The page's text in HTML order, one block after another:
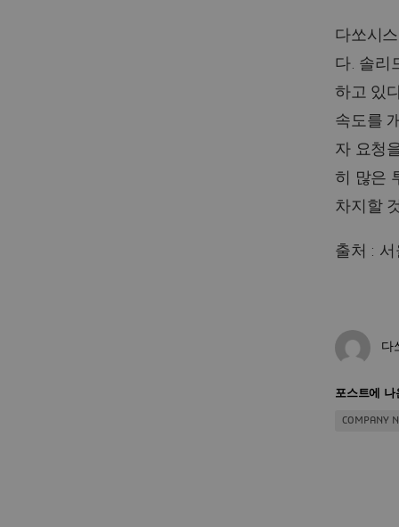
다쏘시
다. 솔리
하고 있
속도를
자 요청
히 많은
차지할
출처 :
다
포스트에 나
COMPANY